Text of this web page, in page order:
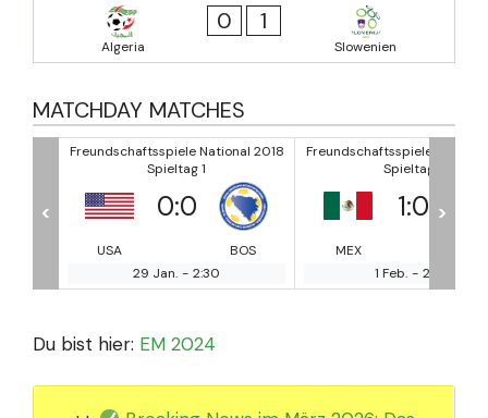
Algeria
0 1
Slowenien
MATCHDAY MATCHES
Freundschaftsspiele National 2018
Spieltag 1
MEX
1:0
BOS
1 Feb. - 2:00
Freundschaftsspiele
Spieltag 1
SAU
3:0
26 Feb. - 17:30
< >
Du bist hier: EM 2024